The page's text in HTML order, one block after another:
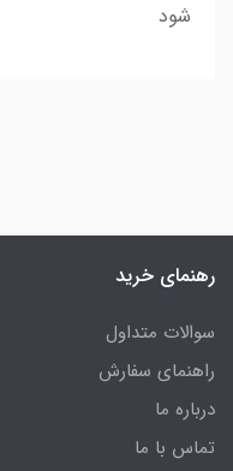
شود
رهنمای خرید
سوالات متداول
راهنمای سفارش
درباره ما
تماس با ما